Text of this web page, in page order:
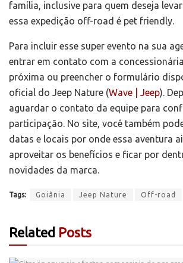
família, inclusive para quem deseja
essa expedição off-road é pet friendly.
Para incluir esse super evento na sua
entrar em contato com a
próxima ou preencher o formulário
oficial do Jeep Nature (Wave | Jeep).
aguardar o contato da equipe para
participação. No site, você também
datas e locais por onde essa aventura
aproveitar os benefícios e ficar por
novidades da marca.
Tags: Goiânia Jeep Nature Off-road
Related Posts